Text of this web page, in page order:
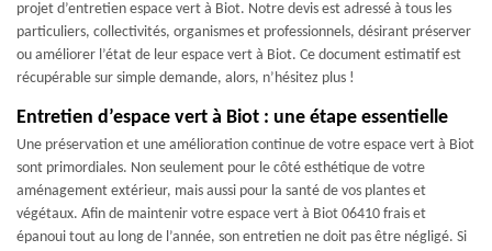
projet d’entretien espace vert à Biot. Notre devis est adressé à tous les
particuliers, collectivités, organismes et professionnels, désirant préserver
ou améliorer l’état de leur espace vert à Biot. Ce document estimatif est
récupérable sur simple demande, alors, n’hésitez plus !
Entretien d’espace vert à Biot : une étape essentielle
Une préservation et une amélioration continue de votre espace vert à Biot
sont primordiales. Non seulement pour le côté esthétique de votre
aménagement extérieur, mais aussi pour la santé de vos plantes et
végétaux. Afin de maintenir votre espace vert à Biot 06410 frais et
épanoui tout au long de l’année, son entretien ne doit pas être négligé. Si